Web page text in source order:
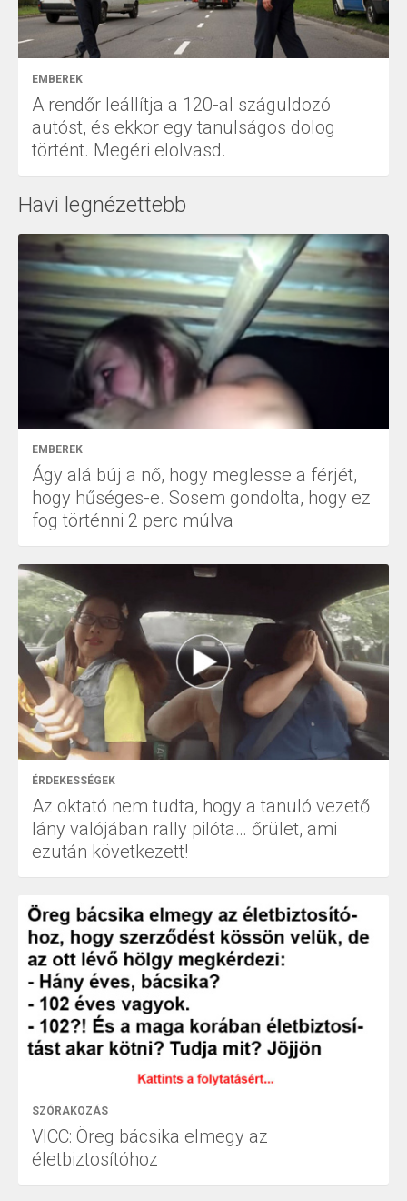
EMBEREK
A rendőr leállítja a 120-al száguldozó
autóst, és ekkor egy tanulságos dolog
történt. Megéri elolvasd.
Havi legnézettebb
EMBEREK
Ágy alá búj a nő, hogy meglesse a férjét,
hogy hűséges-e. Sosem gondolta, hogy ez
fog történni 2 perc múlva
ÉRDEKESSÉGEK
Az oktató nem tudta, hogy a tanuló vezető
lány valójában rally pilóta… őrület, ami
ezután következett!
SZÓRAKOZÁS
VICC: Öreg bácsika elmegy az
életbiztosítóhoz